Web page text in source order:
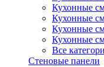
Кухонные
Кухонные
Кухонные
Кухонные
Все
Стеновые панели